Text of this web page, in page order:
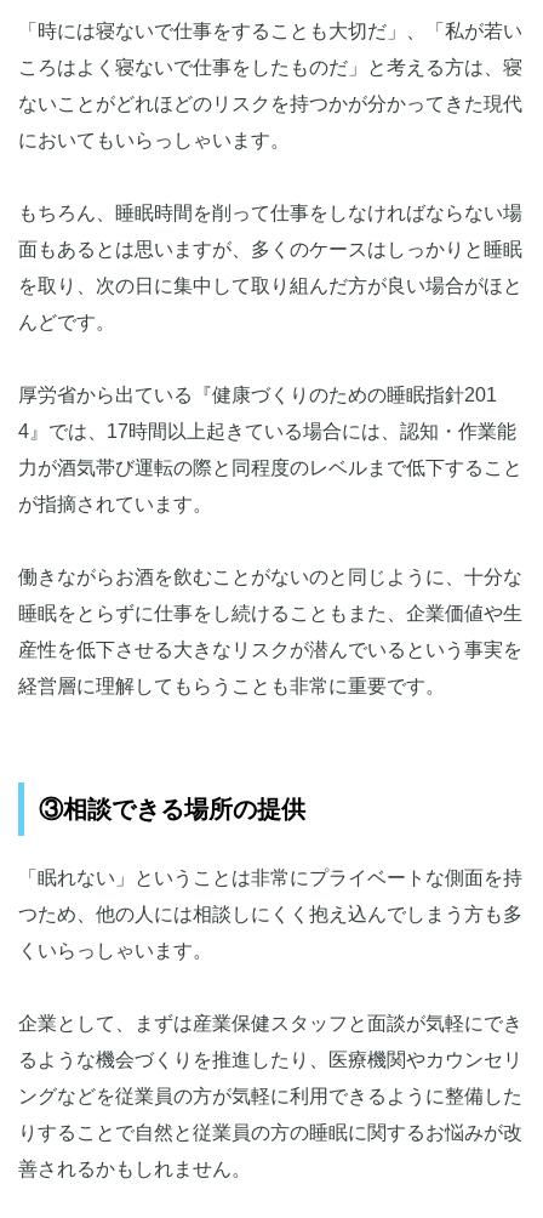
「時には寝ないで仕事をすることも大切だ」、「私が若い
ころはよく寝ないで仕事をしたものだ」と考える方は、寝
ないことがどれほどのリスクを持つかが分かってきた現代
においてもいらっしゃいます。
もちろん、睡眠時間を削って仕事をしなければならない場
面もあるとは思いますが、多くのケースはしっかりと睡眠
を取り、次の日に集中して取り組んだ方が良い場合がほと
んどです。
厚労省から出ている『健康づくりのための睡眠指針201
4』では、17時間以上起きている場合には、認知・作業能
力が酒気帯び運転の際と同程度のレベルまで低下すること
が指摘されています。
働きながらお酒を飲むことがないのと同じように、十分な
睡眠をとらずに仕事をし続けることもまた、企業価値や生
産性を低下させる大きなリスクが潜んでいるという事実を
経営層に理解してもらうことも非常に重要です。
③相談できる場所の提供
「眠れない」ということは非常にプライベートな側面を持
つため、他の人には相談しにくく抱え込んでしまう方も多
くいらっしゃいます。
企業として、まずは産業保健スタッフと面談が気軽にでき
るような機会づくりを推進したり、医療機関やカウンセリ
ングなどを従業員の方が気軽に利用できるように整備した
りすることで自然と従業員の方の睡眠に関するお悩みが改
善されるかもしれません。